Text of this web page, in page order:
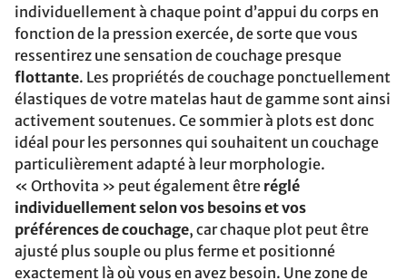
individuellement à chaque point d’appui du corps en
fonction de la pression exercée, de sorte que vous
ressentirez une sensation de couchage presque
flottante. Les propriétés de couchage ponctuellement
élastiques de votre matelas haut de gamme sont ainsi
activement soutenues. Ce sommier à plots est donc
idéal pour les personnes qui souhaitent un couchage
particulièrement adapté à leur morphologie.
« Orthovita » peut également être réglé
individuellement selon vos besoins et vos
préférences de couchage, car chaque plot peut être
ajusté plus souple ou plus ferme et positionné
exactement là où vous en avez besoin. Une zone de